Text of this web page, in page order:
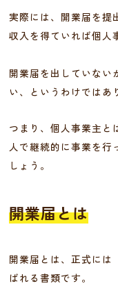
実際には、開業届を提
収入を得ていれば個人
開業届を出していない
い、というわけではあ
つまり、個人事業主と
人で継続的に事業を行
しょう。
開業届とは
開業届とは、正式には
ばれる書類です。